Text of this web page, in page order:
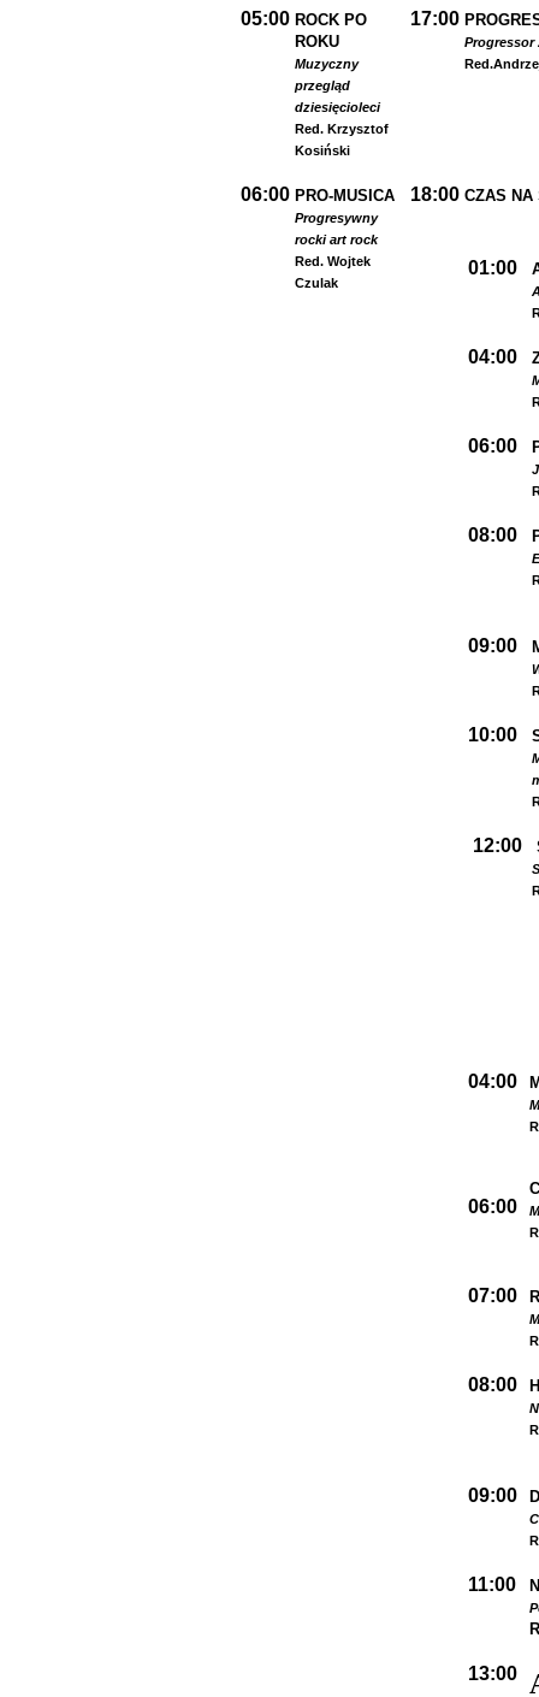
05:00 ROCK PO
ROKU
Muzyczny
przegląd
dziesięcioleci
Red. Krzysztof
Kosiński
17:00
Progressor
Red.
06:00 PRO-MUSICA
Progresywny
rocki art rock
Red. Wojtek
Czulak
18:00 CZAS NA
01:00
04:00
06:00
08:00
09:00
10:00
12:00
04:00
06:00
07:00
08:00
09:00
11:00
13:00